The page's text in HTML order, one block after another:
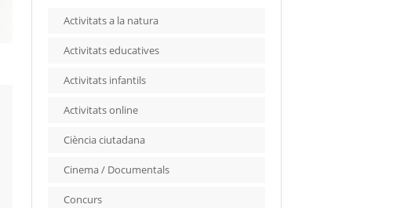
Activitats a la natura
Activitats educatives
Activitats infantils
Activitats online
Ciència ciutadana
Cinema / Documentals
Concurs